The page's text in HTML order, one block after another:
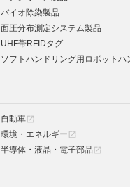
バイオ除染製品
面圧分布測定システム製品
UHF帯RFIDタグ
ソフトハンドリング用ロボットハ
自動車open_in_new
環境・エネルギー open_in_new
半導体・液晶・電子部品 open_in_new